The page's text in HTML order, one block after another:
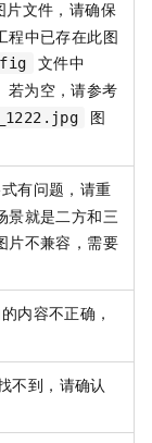
片文件，请确保
程中已存在此图
文件中
若为空，请参考
图
有问题，请重
景就是二方和三
片不兼容，需要
内容不正确，
不到，请确认